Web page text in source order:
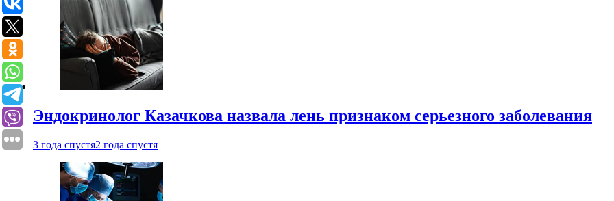
Эндокринолог Казачкова назвала лень признаком серьезного заболевания
3 года спустя2 года спустя